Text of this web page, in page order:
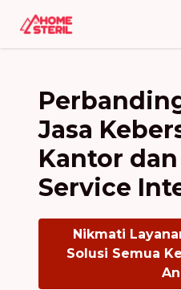
Jasa
Kantor
Service
Nikmati
Solusi Semua